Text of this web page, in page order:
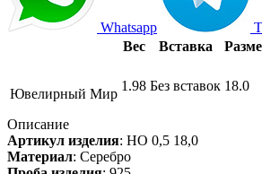
Whatsapp
Вес
Вставка
Ювелирный Мир
1.98 Без вставок 18.0
Описание
Артикул изделия: НО 0,5 18,0
Материал: Серебро